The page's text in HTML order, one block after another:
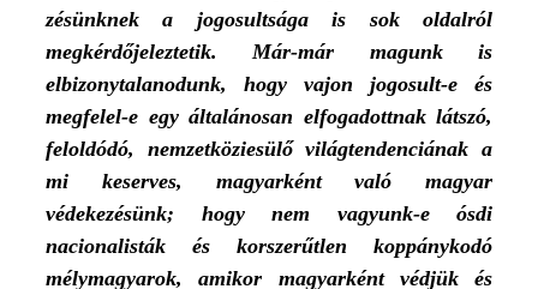
zésünknek a jogosultsága is sok oldalról
megkérdőjeleztetik. Már-már magunk is
elbizonytalano­dunk, hogy vajon jogosult-e és
megfelel-e egy álta­lánosan elfogadottnak látszó,
feloldódó, nemzetköziesülő világtendenciának a
mi keserves, ma­gyarként való magyar
védekezésünk; hogy nem vagyunk-e ósdi
nacionalisták és korszerűtlen koppánykodó
mélymagyarok, amikor magyarként védjük és